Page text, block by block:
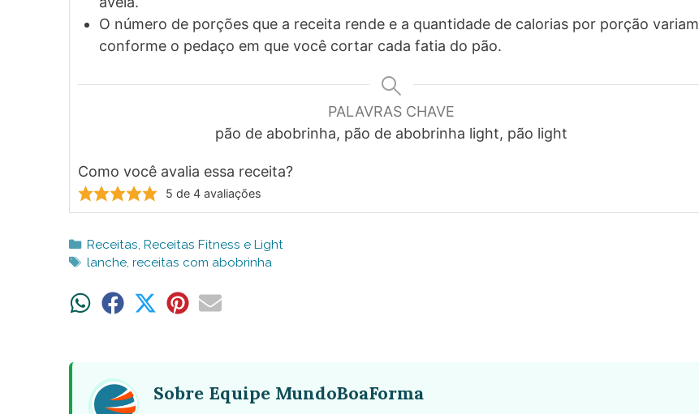
O número de porções que a receita rende e a quantidade de calorias por porção variam
conforme o pedaço em que você cortar cada fatia do pão.
PALAVRAS CHAVE
pão de abobrinha, pão de abobrinha light, pão light
Como você avalia essa receita?
5 de4 avaliações
Categorias
Receitas, Receitas Fitness e Light
Tags
lanche, receitas com abobrinha
ShareShare ShareShareShare
Sobre Equipe MundoBoaForma